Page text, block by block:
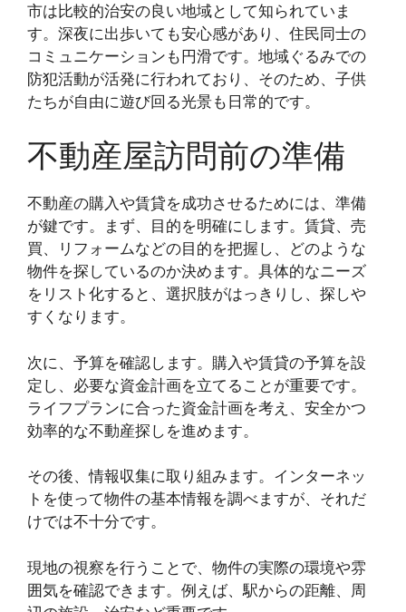
市は比較的治安の良い地域として知られていま
す。深夜に出歩いても安心感があり、住民同士の
コミュニケーションも円滑です。地域ぐるみでの
防犯活動が活発に行われており、そのため、子供
たちが自由に遊び回る光景も日常的です。
不動産屋訪問前の準備
不動産の購入や賃貸を成功させるためには、準備
が鍵です。まず、目的を明確にします。賃貸、売
買、リフォームなどの目的を把握し、どのような
物件を探しているのか決めます。具体的なニーズ
をリスト化すると、選択肢がはっきりし、探しや
すくなります。
次に、予算を確認します。購入や賃貸の予算を設
定し、必要な資金計画を立てることが重要です。
ライフプランに合った資金計画を考え、安全かつ
効率的な不動産探しを進めます。
その後、情報収集に取り組みます。インターネッ
トを使って物件の基本情報を調べますが、それだ
けでは不十分です。
現地の視察を行うことで、物件の実際の環境や雰
囲気を確認できます。例えば、駅からの距離、周